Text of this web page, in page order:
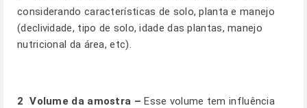
considerando características de solo, planta e manejo
(declividade, tipo de solo, idade das plantas, manejo
nutricional da área, etc).
2  Volume da amostra –Esse volume tem influência